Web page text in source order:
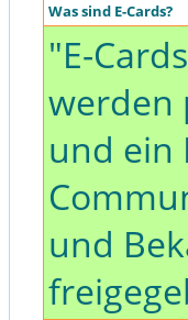
Was sind E-Cards?
"E-
werden
und ein
und